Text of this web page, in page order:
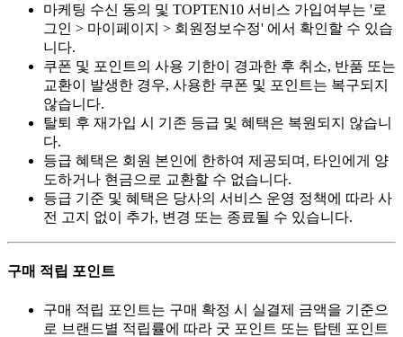
마케팅 수신 동의 및 TOPTEN10 서비스 가입여부는 '로
그인 > 마이페이지 > 회원정보수정' 에서 확인할 수 있습
니다.
쿠폰 및 포인트의 사용 기한이 경과한 후 취소, 반품 또는
교환이 발생한 경우, 사용한 쿠폰 및 포인트는 복구되지
않습니다.
탈퇴 후 재가입 시 기존 등급 및 혜택은 복원되지 않습니
다.
등급 혜택은 회원 본인에 한하여 제공되며, 타인에게 양
도하거나 현금으로 교환할 수 없습니다.
등급 기준 및 혜택은 당사의 서비스 운영 정책에 따라 사
전 고지 없이 추가, 변경 또는 종료될 수 있습니다.
구매 적립 포인트
구매 적립 포인트는 구매 확정 시 실결제 금액을 기준으
로 브랜드별 적립률에 따라 굿 포인트 또는 탑텐 포인트